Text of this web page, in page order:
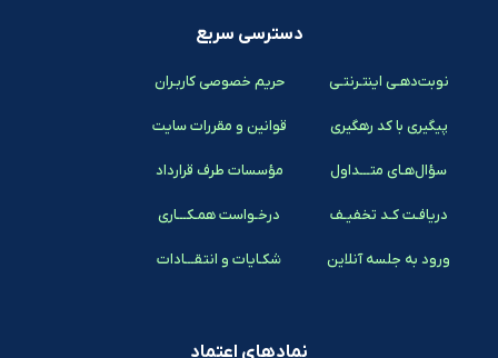
دسترسی سریع
نوبت‌دهـی اینتـرنتـی
پیگیری با کد رهگیری
سؤال‌هـای متـــداول
دریافـت کـد تخفیـف
ورود به جلسه آنلاین
حریم خصوصی کاربـران
قوانین و مقررات سایت
مؤسسات طرف قرارداد
درخـواست همـکـــاری
شکـایات و انتقـــادات
نمادهای اعتماد